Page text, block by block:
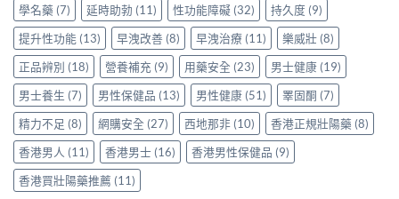
道
與
選
購
指
南〉
中
真
實
分
享〉
中
學名藥 (7) 延時助勃 (11) 性功能障礙 (32) 持久度 (9)
提升性功能 (13) 早洩改善 (8) 早洩治療 (11) 樂威壯 (8)
正品辨別 (18) 營養補充 (9) 用藥安全 (23) 男士健康 (19)
男士養生 (7) 男性保健品 (13) 男性健康 (51) 睪固酮 (7)
精力不足 (8) 網購安全 (27) 西地那非 (10) 香港正規壯陽藥 (8)
香港男人 (11) 香港男士 (16) 香港男性保健品 (9)
香港買壯陽藥推薦 (11)